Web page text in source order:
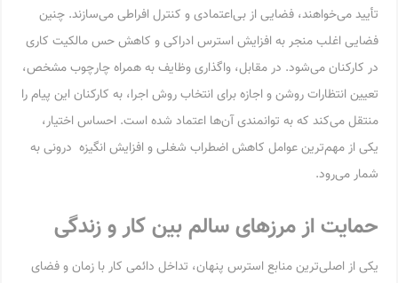
تأیید می‌خواهند، فضایی از بی‌اعتمادی و کنترل افراطی می‌سازند. چنین
فضایی اغلب منجر به افزایش استرس ادراکی و کاهش حس مالکیت کاری
در کارکنان می‌شود. در مقابل، واگذاری وظایف به همراه چارچوب مشخص،
تعیین انتظارات روشن و اجازه برای انتخاب روش اجرا، به کارکنان این پیام را
منتقل می‌کند که به توانمندی آن‌ها اعتماد شده است. احساس اختیار،
یکی از مهم‌ترین عوامل کاهش اضطراب شغلی و افزایش انگیزه درونی به
شمار می‌رود.
حمایت از مرزهای سالم بین کار و زندگی
یکی از اصلی‌ترین منابع استرس پنهان، تداخل دائمی کار با زمان و فضای